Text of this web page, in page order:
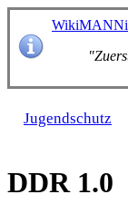
Jugendschutz
DDR 1.0